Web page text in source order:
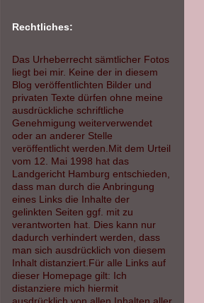
Rechtliches:
Das Urheberrecht sämtlicher Fotos
liegt bei mir. Keine der in diesem
Blog veröffentlichten Bilder und
privaten Texte dürfen ohne meine
ausdrückliche schriftliche
Genehmigung weiterverwendet
oder an anderer Stelle
veröffentlicht werden.Mit dem Urteil
vom 12. Mai 1998 hat das
Landgericht Hamburg entschieden,
dass man durch die Anbringung
eines Links die Inhalte der
gelinkten Seiten ggf. mit zu
verantworten hat. Dies kann nur
dadurch verhindert werden, dass
man sich ausdrücklich von diesem
Inhalt distanziert.Für alle Links auf
dieser Homepage gilt: Ich
distanziere mich hiermit